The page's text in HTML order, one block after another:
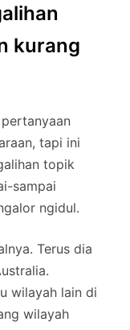
kurang
tapi ini
topik
sampai
ngidul.
Terus dia
wilayah lain di
wilayah